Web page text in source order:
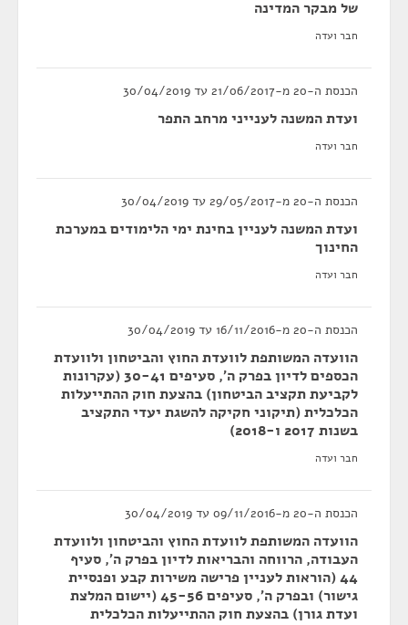
של מבקר המדינה
חבר ועדה
הכנסת ה-20 מ-21/06/2017 עד 30/04/2019
ועדת המשנה לענייני מרחב התפר
חבר ועדה
הכנסת ה-20 מ-29/05/2017 עד 30/04/2019
ועדת המשנה לעניין בחינת ימי הלימודים במערכת
החינוך
חבר ועדה
הכנסת ה-20 מ-16/11/2016 עד 30/04/2019
הוועדה המשותפת לוועדת החוץ והביטחון ולוועדת
הכספים לדיון בפרק ה', סעיפים 30-41 (עקרונות
לקביעת תקציב הביטחון) בהצעת חוק ההתייעלות
הכלכלית (תיקוני חקיקה להשגת יעדי התקציב
בשנות 2017 ו-2018)
חבר ועדה
הכנסת ה-20 מ-09/11/2016 עד 30/04/2019
הוועדה המשותפת לוועדת החוץ והביטחון ולוועדת
העבודה, הרווחה והבריאות לדיון בפרק ה', סעיף
44 (הוראות לעניין פרישה משירות קבע ופנסיית
גישור) ובפרק ה', סעיפים 45-56 (יישום המלצת
ועדת גורן) בהצעת חוק ההתייעלות הכלכלית